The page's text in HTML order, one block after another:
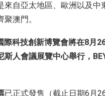
來自亞太地區、歐洲以及中
澳門。
際科技創新博覽會將在8月
斯人會議展覽中心舉行，
已正式發售（截止日期6月